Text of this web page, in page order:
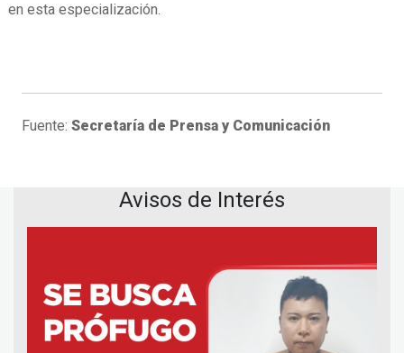
en esta especialización.
Fuente: Secretaría de Prensa y Comunicación
Avisos de Interés